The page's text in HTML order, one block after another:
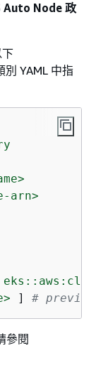
Auto Node 政
YAML 中指
arn>
] #
參閱